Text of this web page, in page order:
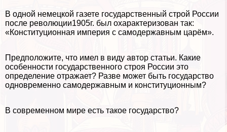
В одной немецкой газете государственный строй России
после революции1905г. был охаpaктеризован так:
«Конституционная империя с самодержавным царём».
Предположите, что имел в виду автор статьи. Какие
особенности государственного строя России это
определение отражает? Разве может быть государство
одновременно самодержавным и конституционным?
В современном мире есть такое государство?